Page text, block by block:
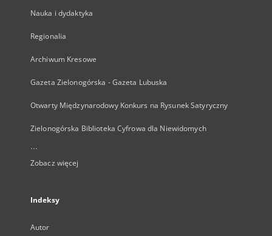
Nauka i dydaktyka
Regionalia
Archiwum Kresowe
Gazeta Zielonogórska - Gazeta Lubuska
Otwarty Międzynarodowy Konkurs na Rysunek Satyryczny
Zielonogórska Biblioteka Cyfrowa dla Niewidomych
...
Zobacz więcej
Indeksy
Autor